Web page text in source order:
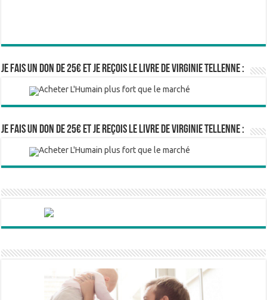
Je fais un don de 25€ et je reçois le livre de Virginie Tellenne :
Je fais un don de 25€ et je reçois le livre de Virginie Tellenne :